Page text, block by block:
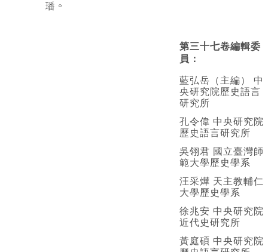
璠。
第三十七卷編輯委
員：
藍弘岳（主編） 中
央研究院歷史語言
研究所
孔令偉 中央研究院
歷史語言研究所
吳翎君 國立臺灣師
範大學歷史學系
汪采燁 天主教輔仁
大學歷史學系
徐兆安 中央研究院
近代史研究所
黃庭碩 中央研究院